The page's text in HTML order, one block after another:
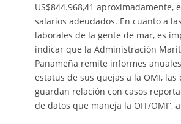
US$844.968,41 aproximadamente,
salarios adeudados. En cuanto a
laborales de la gente de mar, es
indicar que la Administración
Panameña remite informes
estatus de sus quejas a la OMI, las
guardan relación con casos
de datos que maneja la OIT/OMI”,